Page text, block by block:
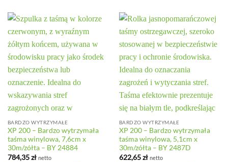
BARDZO WYTRZYMAŁE
XP 200 – Bardzo wytrzymała
taśma winylowa, 7,6cm x
30m/zółta – BY 24884
784,35zł netto
BARDZO WYTRZYMAŁE
XP 200 – Bardzo wytrzymała
taśma winylowa, 5,1cm x
30m/zółta – BY 2487D
622,65zł netto